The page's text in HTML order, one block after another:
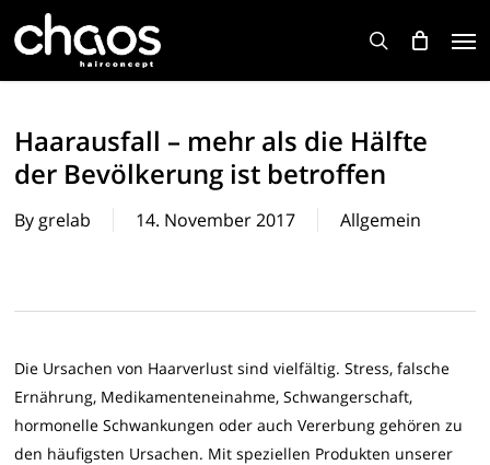
search
Haarausfall – mehr als die Hälfte
der Bevölkerung ist betroffen
By grelab 14. November 2017 Allgemein
Die Ursachen von Haarverlust sind vielfältig. Stress, falsche
Ernährung, Medikamenteneinahme, Schwangerschaft,
hormonelle Schwankungen oder auch Vererbung gehören zu
den häufigsten Ursachen. Mit speziellen Produkten unserer